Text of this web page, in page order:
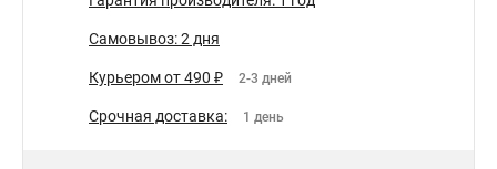
Самовывоз: 2 дня
Курьером от 490 ₽ 2-3 дней
Срочная доставка: 1 день